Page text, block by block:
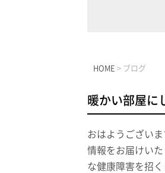
HOME > ブログ
暖かい部屋に
おはようござい
情報をお届けい
な健康障害を招く